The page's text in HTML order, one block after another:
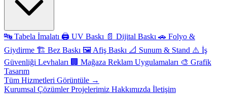
🔤 Tabela İmalatı 🖨️ UV Baskı 📄 Dijital Baskı 🚗 Folyo &
Giydirme 🏗️ Bez Baskı 🖼️ Afiş Baskı 📐 Sunum & Stand ⚠️ İş
Güvenliği Levhaları 🏢 Mağaza Reklam Uygulamaları 🎨 Grafik
Tasarım
Tüm Hizmetleri Görüntüle →
Kurumsal ÇözümlerProjelerimiz Hakkımızda İletişim